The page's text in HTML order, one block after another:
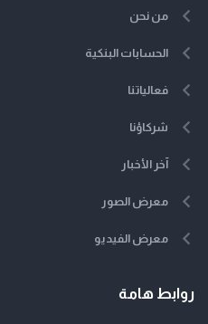
من نحن
الحسابات البنكية
فعالياتنا
شركاؤنا
آخر الأخبار
معرض الصور
معرض الفيديو
روابط هامة